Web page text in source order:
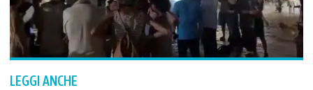
LEGGI ANCHE